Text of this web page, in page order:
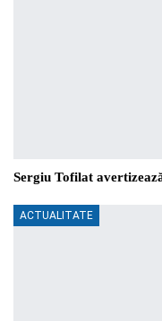
Sergiu Tofilat
ACTUALITATE